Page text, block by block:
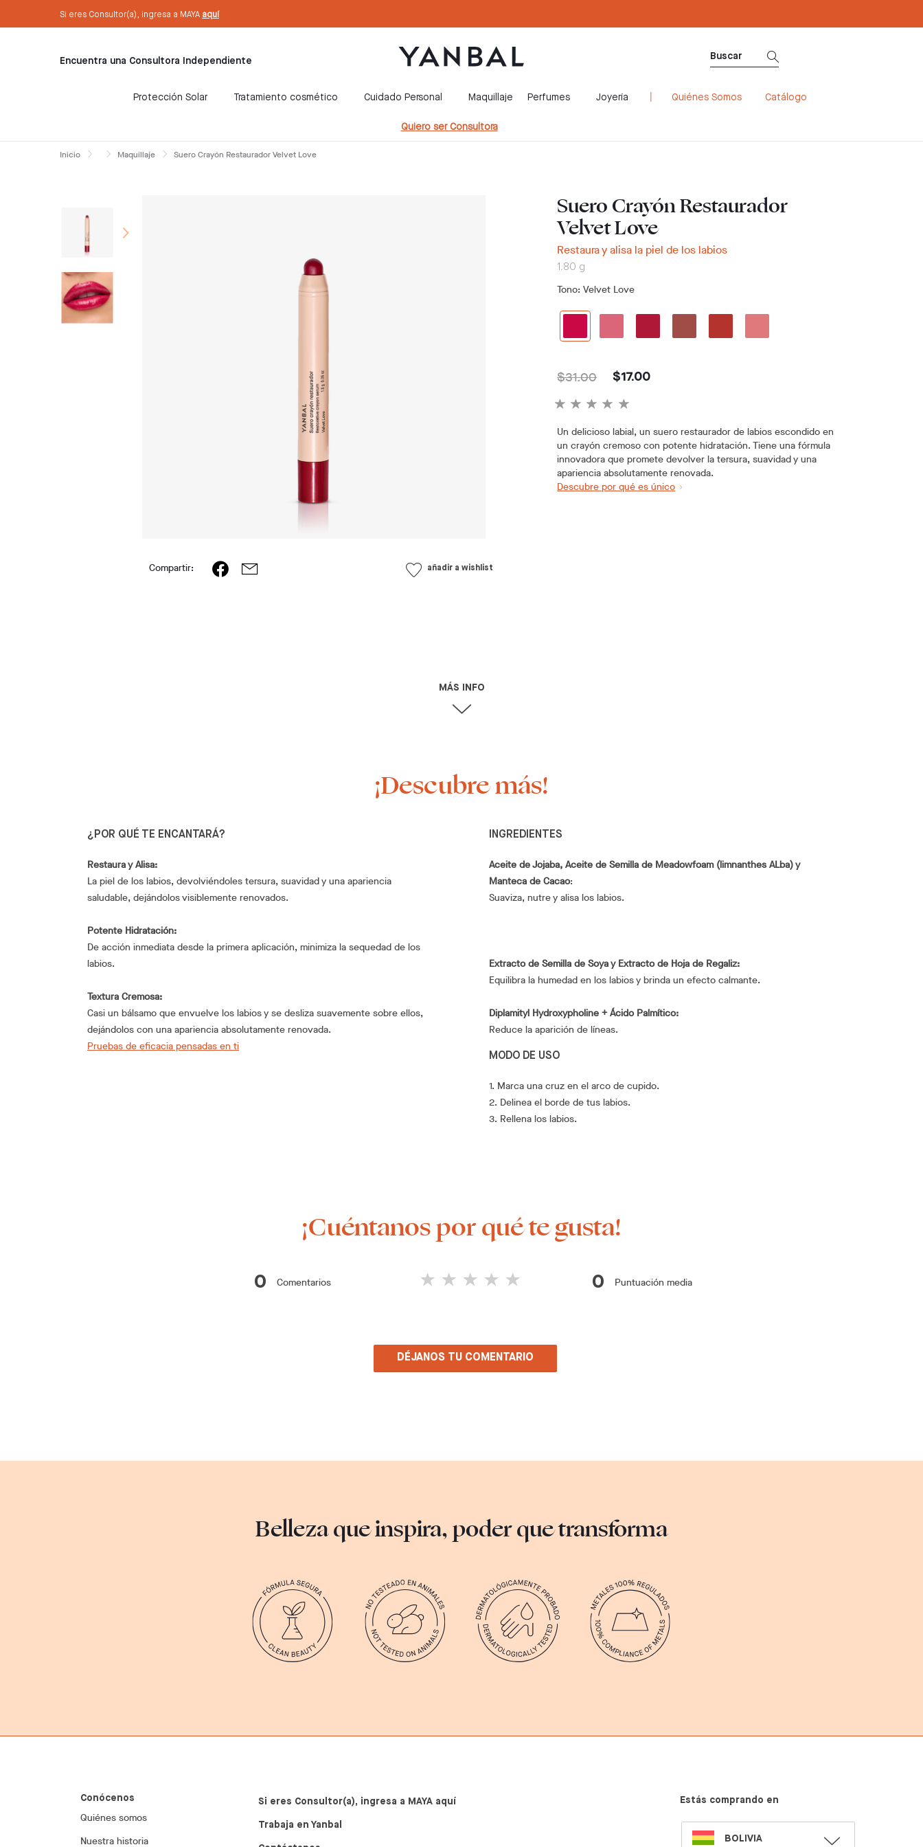
Si eres Consultor(a), ingresa a MAYA aquí
Encuentra una Consultora Independiente
Protección Solar Tratamiento cosmético Cuidado Personal Maquillaje Perfumes Joyería Quiénes Somos Catálogo
Quiero ser Consultora
Inicio Maquillaje Suero Crayón Restaurador Velvet Love
Compartir: añadir a wishlist
Suero Crayón Restaurador
Velvet Love
Restaura y alisa la piel de los labios
1.80 g
Tono: Velvet Love
$31.00 $17.00
Un delicioso labial, un suero restaurador de labios escondido en
un crayón cremoso con potente hidratación. Tiene una fórmula
innovadora que promete devolver la tersura, suavidad y una
apariencia absolutamente renovada.
Descubre por qué es único
¡Descubre más!
¿POR QUÉ TE ENCANTARÁ?
Restaura y Alisa:
La piel de los labios, devolviéndoles tersura, suavidad y una apariencia
saludable, dejándolos visiblemente renovados.
Potente Hidratación:
De acción inmediata desde la primera aplicación, minimiza la sequedad de los
labios.
Textura Cremosa:
Casi un bálsamo que envuelve los labios y se desliza suavemente sobre ellos,
dejándolos con una apariencia absolutamente renovada.
Pruebas de eficacia pensadas en ti
INGREDIENTES
Aceite de Jojaba, Aceite de Semilla de Meadowfoam (limnanthes ALba) y
Manteca de Cacao:
Suaviza, nutre y alisa los labios.
Extracto de Semilla de Soya y Extracto de Hoja de Regaliz:
Equilibra la humedad en los labios y brinda un efecto calmante.
Diplamityl Hydroxypholine + Ácido Palmítico:
Reduce la aparición de líneas.
MODO DE USO
1. Marca una cruz en el arco de cupido.
2. Delinea el borde de tus labios.
3. Rellena los labios.
¡Cuéntanos por qué te gusta!
Comentarios
0 0 Puntuación media
DÉJANOS TU COMENTARIO
Belleza que inspira, poder que transforma
Conócenos
Quiénes somos
Nuestra historia
Si eres Consultor(a), ingresa a MAYA aquí
Trabaja en Yanbal
Estás comprando en
SELECT
BOLIVIA